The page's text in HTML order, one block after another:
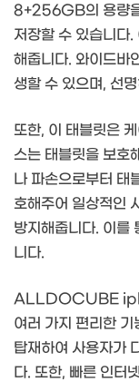
8+256GB의 용량
저장할 수 있습니다
해줍니다. 와이드바
생할 수 있으며, 선
또한, 이 태블릿은
스는 태블릿을 보호
나 파손으로부터 태
호해주어 일상적인
방지해줍니다. 이를
니다.
ALLDOCUBE
여러 가지 편리한
탑재하여 사용자가
다. 또한, 빠른 인터